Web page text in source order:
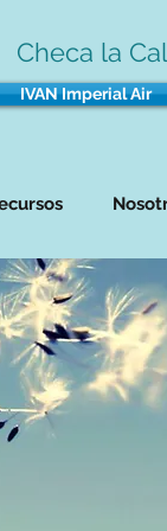
Checa la
IVAN Imperial Air